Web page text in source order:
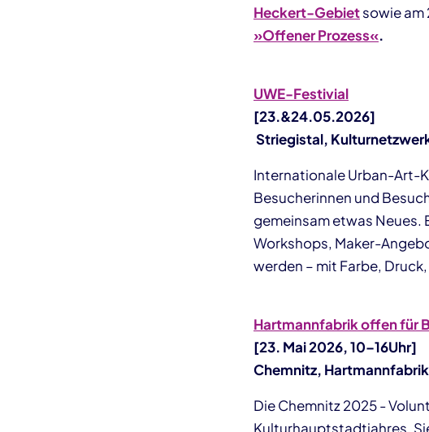
Heckert-Gebietsowie am
»Offener Prozess«.
UWE-Festivial
[23.&24.05.2026]
Striegistal,
Internationale Urban-Art-
Besucherinnen und
gemeinsam etwas Neues.
Workshops, Maker-
werden – mit Farbe,
Hartmannfabrik offen für
[23. Mai 2026, 10–16Uhr]
Chemnitz, Hartmannfabrik
Die Chemnitz 2025 -
Kulturhauptstadtjahres.